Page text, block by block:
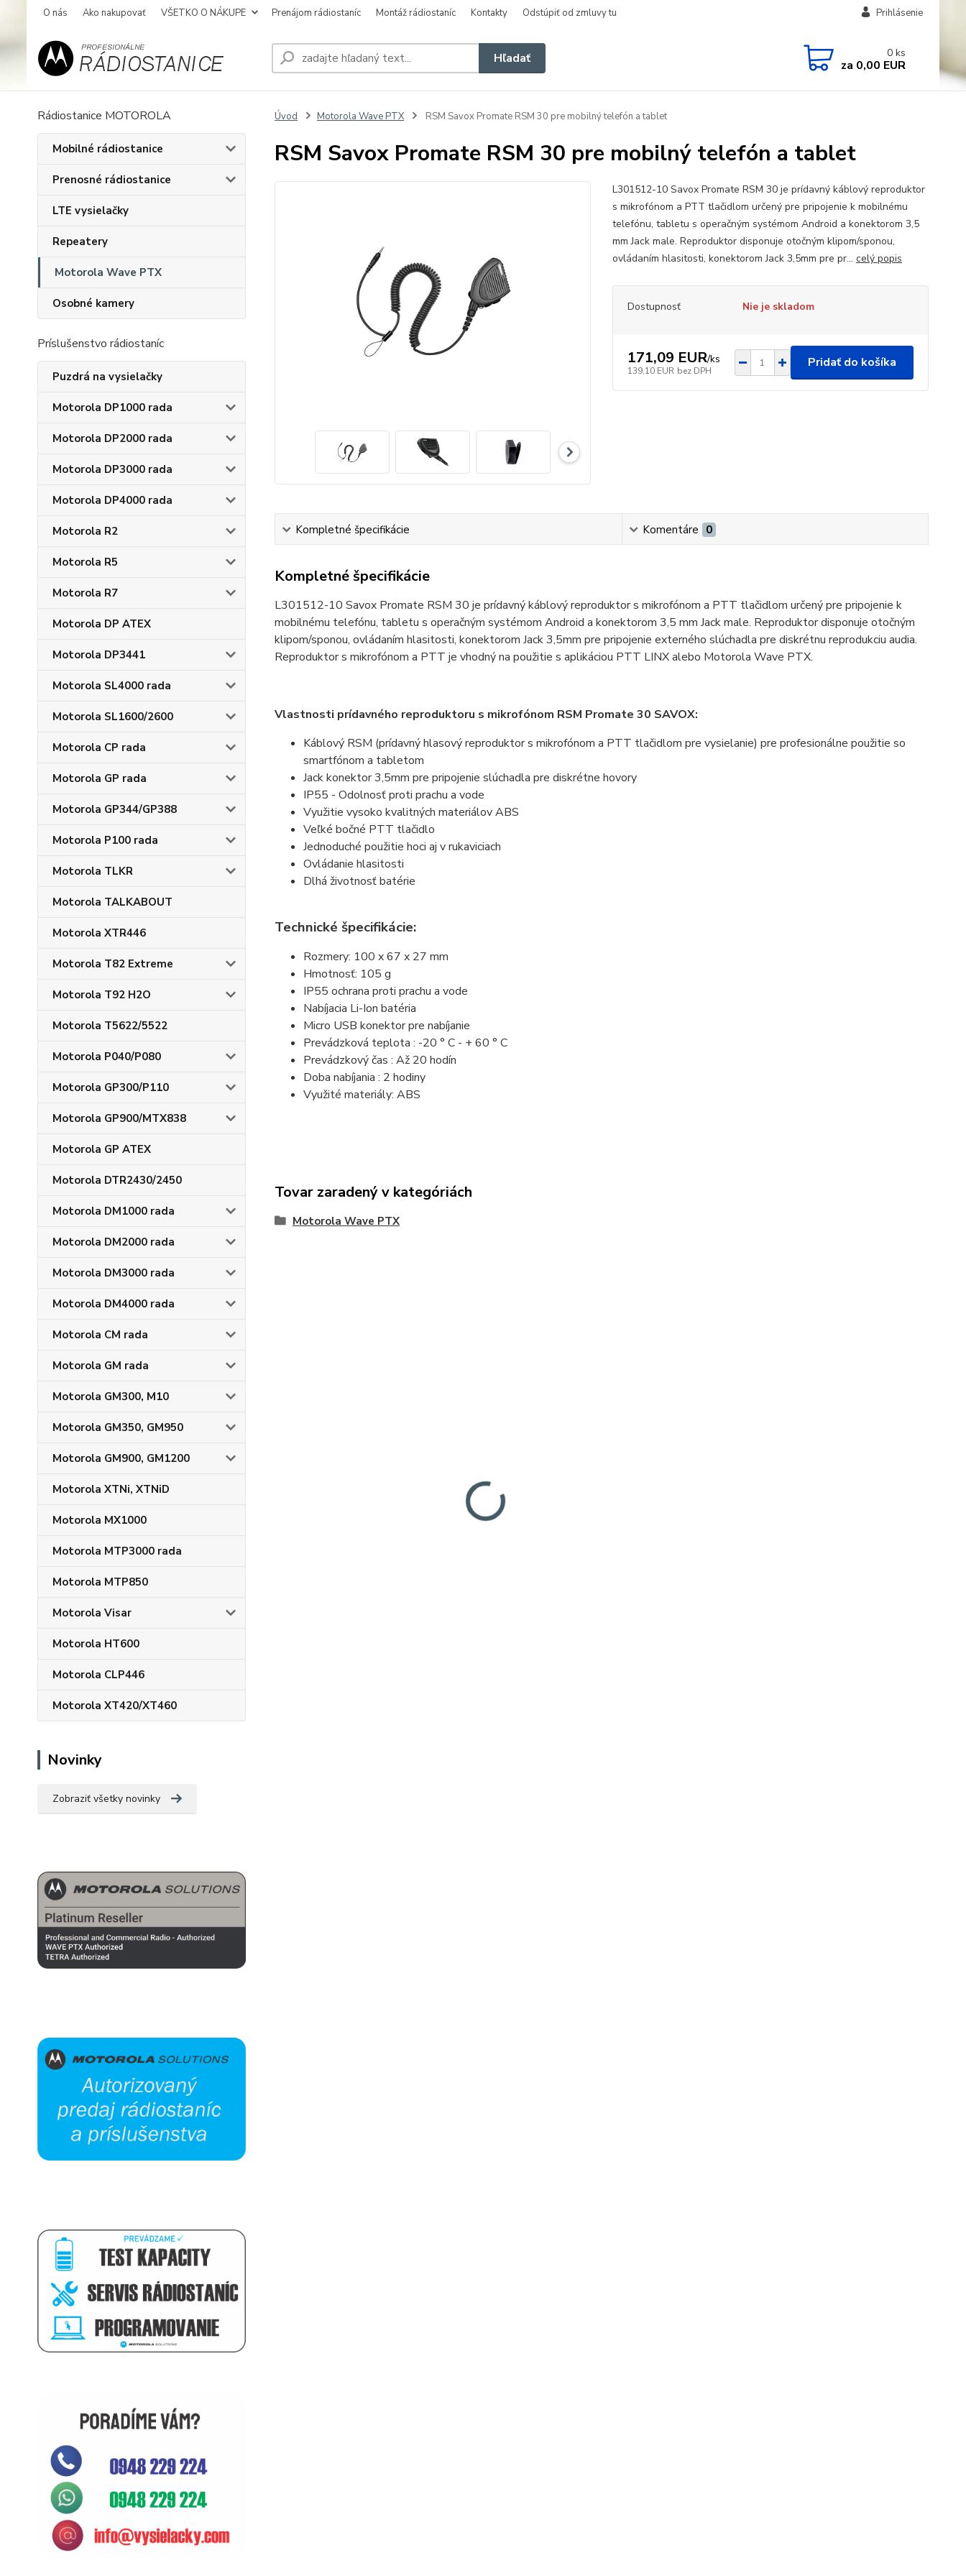
O nás Ako nakupovať VŠETKO O NÁKUPE Prenájom rádiostaníc Montáž rádiostaníc Kontakty Odstúpiť od zmluvy tu Prihlásenie
Hľadať 0 ks
za 0,00 EUR
Rádiostanice MOTOROLA
Mobilné rádiostanice
Prenosné rádiostanice
LTE vysielačky
Repeatery
Motorola Wave PTX
Osobné kamery
Príslušenstvo rádiostaníc
Puzdrá na vysielačky
Motorola DP1000 rada
Motorola DP2000 rada
Motorola DP3000 rada
Motorola DP4000 rada
Motorola R2
Motorola R5
Motorola R7
Motorola DP ATEX
Motorola DP3441
Motorola SL4000 rada
Motorola SL1600/2600
Motorola CP rada
Motorola GP rada
Motorola GP344/GP388
Motorola P100 rada
Motorola TLKR
Motorola TALKABOUT
Motorola XTR446
Motorola T82 Extreme
Motorola T92 H2O
Motorola T5622/5522
Motorola P040/P080
Motorola GP300/P110
Motorola GP900/MTX838
Motorola GP ATEX
Motorola DTR2430/2450
Motorola DM1000 rada
Motorola DM2000 rada
Motorola DM3000 rada
Motorola DM4000 rada
Motorola CM rada
Motorola GM rada
Motorola GM300, M10
Motorola GM350, GM950
Motorola GM900, GM1200
Motorola XTNi, XTNiD
Motorola MX1000
Motorola MTP3000 rada
Motorola MTP850
Motorola Visar
Motorola HT600
Motorola CLP446
Motorola XT420/XT460
Novinky
Zobraziť všetky novinky
Úvod Motorola Wave PTX RSM Savox Promate RSM 30 pre mobilný telefón a tablet
RSM Savox Promate RSM 30 pre mobilný telefón a tablet
L301512-10 Savox Promate RSM 30 je prídavný káblový reproduktor
s mikrofónom a PTT tlačidlom určený pre pripojenie k mobilnému
telefónu, tabletu s operačným systémom Android a konektorom 3,5
mm Jack male. Reproduktor disponuje otočným klipom/sponou,
ovládaním hlasitosti, konektorom Jack 3,5mm pre pr... celý popis
Dostupnosť Nie je skladom
171,09 EUR/ks
139,10 EUR bez DPH
Pridať do košíka
Kompletné špecifikácie Komentáre 0
Kompletné špecifikácie
L301512-10 Savox Promate RSM 30 je prídavný káblový reproduktor s mikrofónom a PTT tlačidlom určený pre pripojenie k
mobilnému telefónu, tabletu s operačným systémom Android a konektorom 3,5 mm Jack male. Reproduktor disponuje otočným
klipom/sponou, ovládaním hlasitosti, konektorom Jack 3,5mm pre pripojenie externého slúchadla pre diskrétnu reprodukciu audia.
Reproduktor s mikrofónom a PTT je vhodný na použitie s aplikáciou PTT LINX alebo Motorola Wave PTX.
Vlastnosti prídavného reproduktoru s mikrofónom RSM Promate 30 SAVOX:
Káblový RSM (prídavný hlasový reproduktor s mikrofónom a PTT tlačidlom pre vysielanie) pre profesionálne použitie so
smartfónom a tabletom
Jack konektor 3,5mm pre pripojenie slúchadla pre diskrétne hovory
IP55 - Odolnosť proti prachu a vode
Využitie vysoko kvalitných materiálov ABS
Veľké bočné PTT tlačidlo
Jednoduché použitie hoci aj v rukaviciach
Ovládanie hlasitosti
Dlhá životnosť batérie
Technické špecifikácie:
Rozmery: 100 x 67 x 27 mm
Hmotnosť: 105 g
IP55 ochrana proti prachu a vode
Nabíjacia Li-Ion batéria
Micro USB konektor pre nabíjanie
Prevádzková teplota : -20 ° C - + 60 ° C
Prevádzkový čas : Až 20 hodín
Doba nabíjania : 2 hodiny
Využité materiály: ABS
Tovar zaradený v kategóriách
Motorola Wave PTX